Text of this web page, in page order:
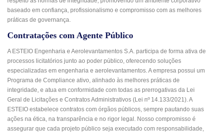
baseado em confiança, profissionalismo e compromisso com as melhores
práticas de governança.
Contratações com Agente Público
A ESTEIO Engenharia e Aerolevantamentos S.A. participa de forma ativa de
processos licitatórios junto ao poder público, oferecendo soluções
especializadas em engenharia e aerolevantamentos. A empresa possui um
Programa de Compliance ativo, alinhado às melhores práticas de
integridade, e atua em conformidade com todas as prerrogativas da Lei
Geral de Licitações e Contratos Administrativos (Lei nº 14.133/2021). A
ESTEIO estabelece contratos com órgãos públicos, sempre pautando suas
ações na ética, na transparência e no rigor legal. Nosso compromisso é
assegurar que cada projeto público seja executado com responsabilidade,